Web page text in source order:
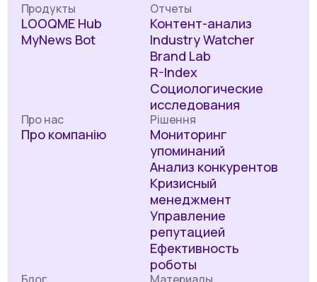
Продукты
LOOQME Hub
MyNews Bot
Отчеты
Контент-анализ
Industry Watcher
Brand Lab
R-Index
Социологические
исследования
Рішення
Мониторинг
упоминаний
Анализ конкурентов
Кризисный
менеджмент
Управление
репутацией
Ефективность
роботы
Про нас
Про компанію